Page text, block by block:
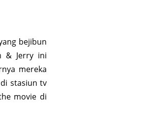
bejibun
& Jerry ini
mereka
stasiun tv
movie di